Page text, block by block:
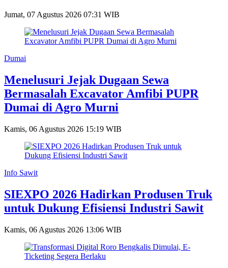
Jumat, 07 Agustus 2026 07:31 WIB
Dumai
Menelusuri Jejak Dugaan Sewa
Bermasalah Excavator Amfibi PUPR
Dumai di Agro Murni
Kamis, 06 Agustus 2026 15:19 WIB
Info Sawit
SIEXPO 2026 Hadirkan Produsen Truk
untuk Dukung Efisiensi Industri Sawit
Kamis, 06 Agustus 2026 13:06 WIB